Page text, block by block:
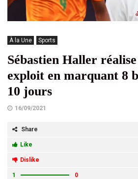
À la Une Sports
Sébastien Haller
exploit en marquant 8
10 jours
16/09/2021
Share
Like
Dislike
1 0